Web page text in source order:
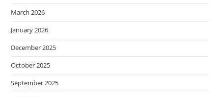
March 2026
January 2026
December 2025
October 2025
September 2025